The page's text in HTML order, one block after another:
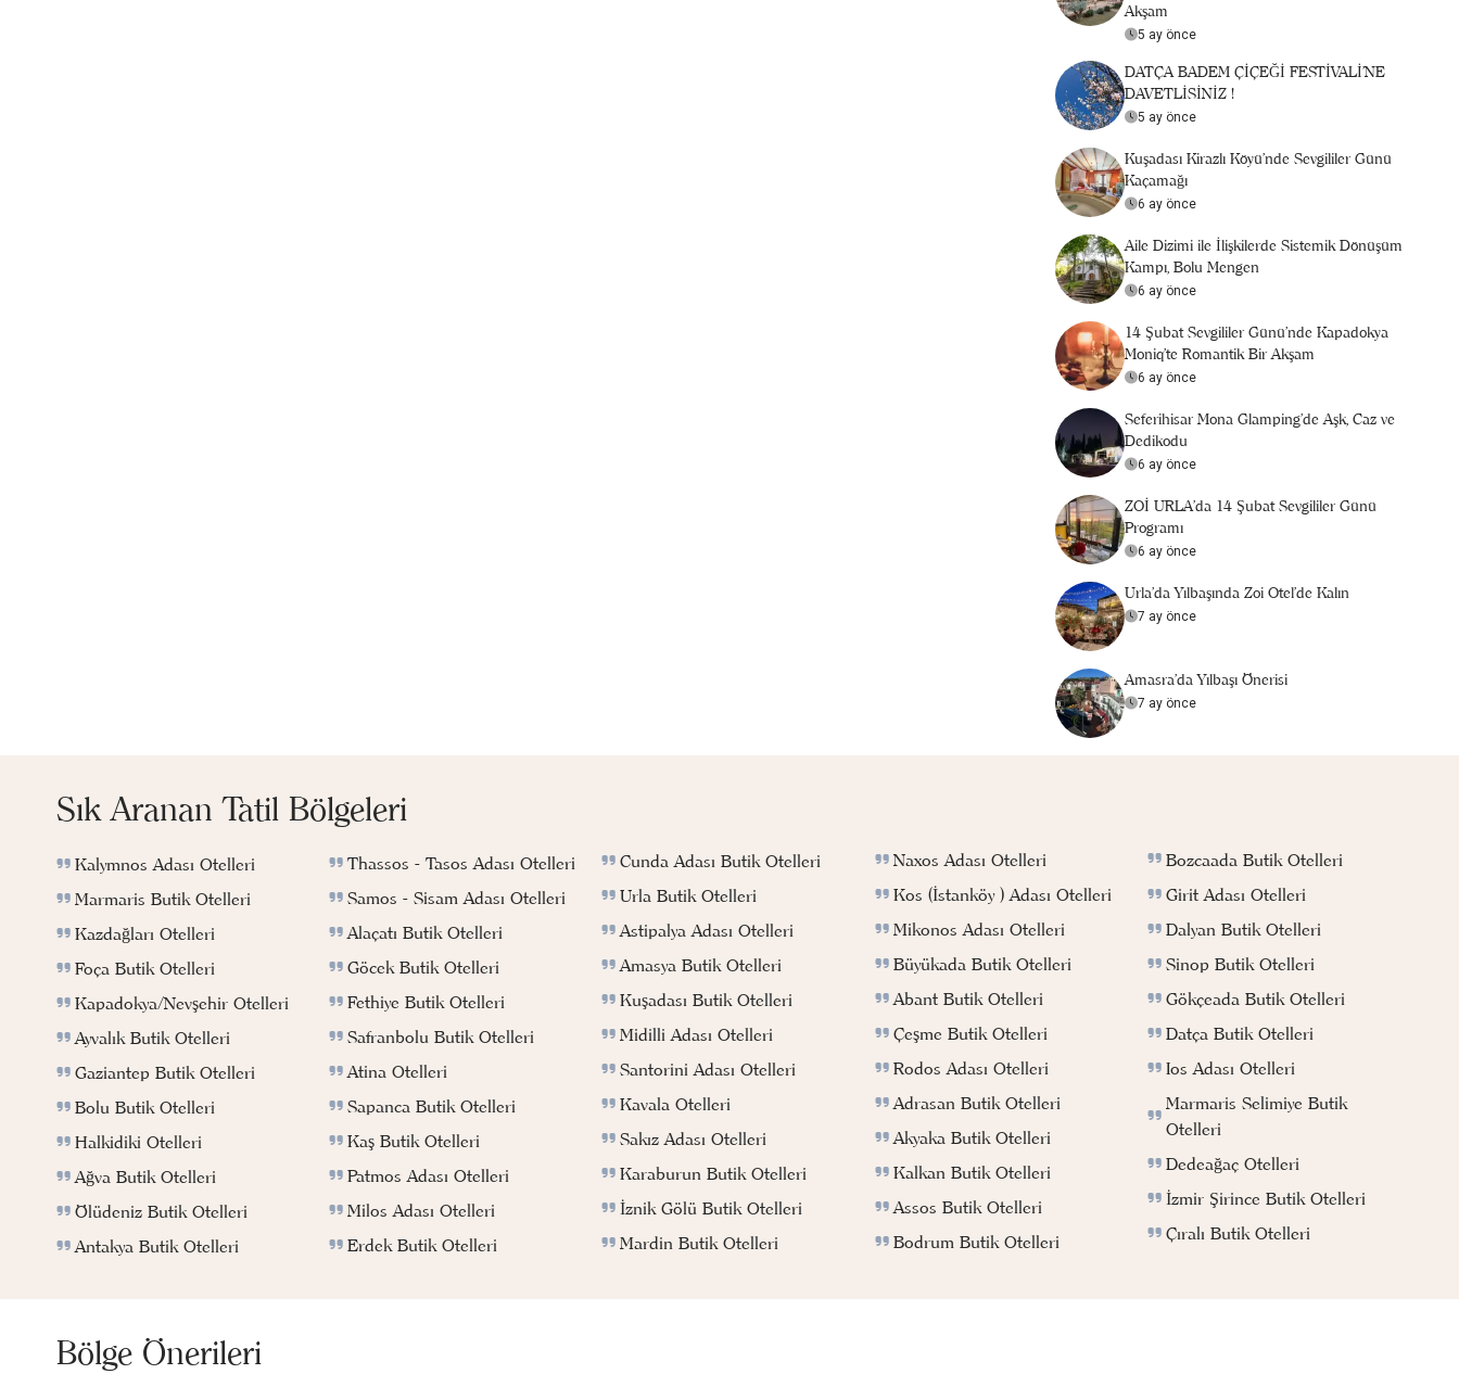
Akşam
5 ay önce
DATÇA BADEM ÇİÇEĞİ FESTİVALİ’NE
DAVETLİSİNİZ !
5 ay önce
Kuşadası Kirazlı Köyü'nde Sevgililer Günü
Kaçamağı
6 ay önce
Aile Dizimi ile İlişkilerde Sistemik Dönüşüm
Kampı, Bolu Mengen
6 ay önce
14 Şubat Sevgililer Günü’nde Kapadokya
Moniq’te Romantik Bir Akşam
6 ay önce
Seferihisar Mona Glamping’de Aşk, Caz ve
Dedikodu
6 ay önce
ZOİ URLA'da 14 Şubat Sevgililer Günü
Programı
6 ay önce
Urla'da Yılbaşında Zoi Otel'de Kalın
7 ay önce
Amasra'da Yılbaşı Önerisi
7 ay önce
Sık Aranan Tatil Bölgeleri
Kalymnos Adası Otelleri
Marmaris Butik Otelleri
Kazdağları Otelleri
Foça Butik Otelleri
Kapadokya/Nevşehir Otelleri
Ayvalık Butik Otelleri
Gaziantep Butik Otelleri
Bolu Butik Otelleri
Halkidiki Otelleri
Ağva Butik Otelleri
Ölüdeniz Butik Otelleri
Antakya Butik Otelleri
Thassos - Tasos Adası Otelleri
Samos - Sisam Adası Otelleri
Alaçatı Butik Otelleri
Göcek Butik Otelleri
Fethiye Butik Otelleri
Safranbolu Butik Otelleri
Atina Otelleri
Sapanca Butik Otelleri
Kaş Butik Otelleri
Patmos Adası Otelleri
Milos Adası Otelleri
Erdek Butik Otelleri
Cunda Adası Butik Otelleri
Urla Butik Otelleri
Astipalya Adası Otelleri
Amasya Butik Otelleri
Kuşadası Butik Otelleri
Midilli Adası Otelleri
Santorini Adası Otelleri
Kavala Otelleri
Sakız Adası Otelleri
Karaburun Butik Otelleri
İznik Gölü Butik Otelleri
Mardin Butik Otelleri
Naxos Adası Otelleri
Kos (İstanköy ) Adası Otelleri
Mikonos Adası Otelleri
Büyükada Butik Otelleri
Abant Butik Otelleri
Çeşme Butik Otelleri
Rodos Adası Otelleri
Adrasan Butik Otelleri
Akyaka Butik Otelleri
Kalkan Butik Otelleri
Assos Butik Otelleri
Bodrum Butik Otelleri
Bozcaada Butik Otelleri
Girit Adası Otelleri
Dalyan Butik Otelleri
Sinop Butik Otelleri
Gökçeada Butik Otelleri
Datça Butik Otelleri
Ios Adası Otelleri
Marmaris Selimiye Butik
Otelleri
Dedeağaç Otelleri
İzmir Şirince Butik Otelleri
Çıralı Butik Otelleri
Bölge Önerileri